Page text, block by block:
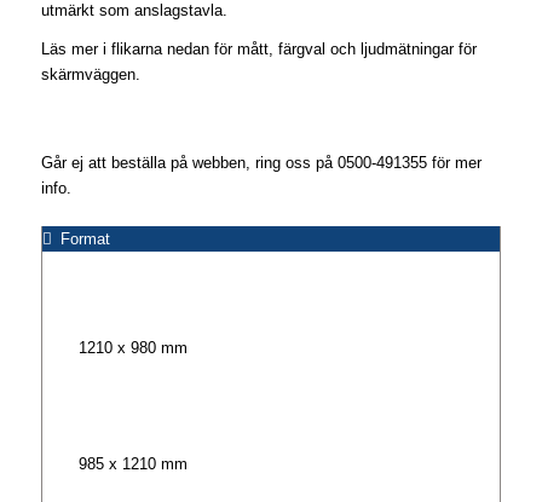
utmärkt som anslagstavla.​
Läs mer i flikarna nedan för mått, färgval och ljudmätningar för
skärmväggen.
Går ej att beställa på webben, ring oss på 0500-491355 för mer
info.
Format
1210 x 980 mm
985 x 1210 mm